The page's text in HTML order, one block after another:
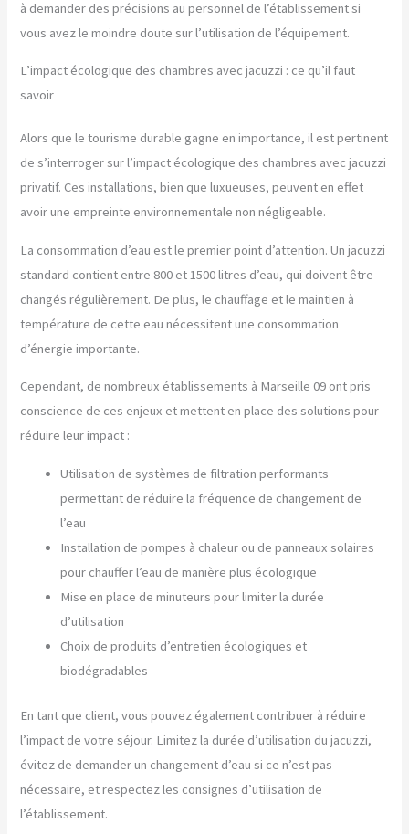
à demander des précisions au personnel de l’établissement si
vous avez le moindre doute sur l’utilisation de l’équipement.
L’impact écologique des chambres avec jacuzzi : ce qu’il faut
savoir
Alors que le tourisme durable gagne en importance, il est pertinent
de s’interroger sur l’impact écologique des chambres avec jacuzzi
privatif. Ces installations, bien que luxueuses, peuvent en effet
avoir une empreinte environnementale non négligeable.
La consommation d’eau est le premier point d’attention. Un jacuzzi
standard contient entre 800 et 1500 litres d’eau, qui doivent être
changés régulièrement. De plus, le chauffage et le maintien à
température de cette eau nécessitent une consommation
d’énergie importante.
Cependant, de nombreux établissements à Marseille 09 ont pris
conscience de ces enjeux et mettent en place des solutions pour
réduire leur impact :
Utilisation de systèmes de filtration performants
permettant de réduire la fréquence de changement de
l’eau
Installation de pompes à chaleur ou de panneaux solaires
pour chauffer l’eau de manière plus écologique
Mise en place de minuteurs pour limiter la durée
d’utilisation
Choix de produits d’entretien écologiques et
biodégradables
En tant que client, vous pouvez également contribuer à réduire
l’impact de votre séjour. Limitez la durée d’utilisation du jacuzzi,
évitez de demander un changement d’eau si ce n’est pas
nécessaire, et respectez les consignes d’utilisation de
l’établissement.